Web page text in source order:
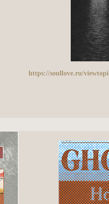
https://soullove.ru/